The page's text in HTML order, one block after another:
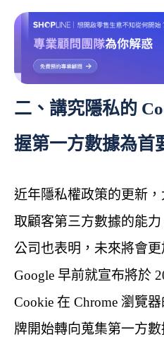
二、講究隱私的
握第一方數據為首
近年隱私權政策的更新
取顧客第三方數據的能
公司也表明，未來將會
Google 早前就宣布將於
Cookie 在 Chrome 瀏覽
牌開始轉向蒐集第一方